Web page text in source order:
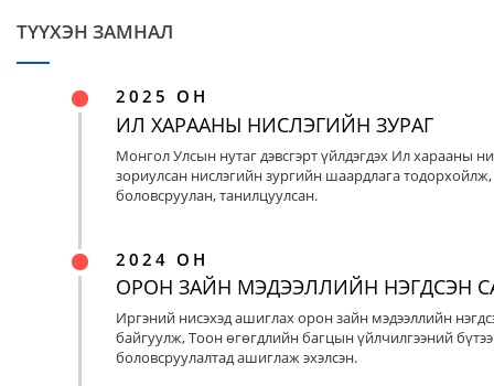
ТҮҮХЭН ЗАМНАЛ
2025 ОН
ИЛ ХАРААНЫ НИСЛЭГИЙН ЗУРАГ
Монгол Улсын нутаг дэвсгэрт үйлдэгдэх Ил харааны
зориулсан нислэгийн зургийн шаардлага тодорхойлж,
боловсруулан, танилцуулсан.
2024 ОН
ОРОН ЗАЙН МЭДЭЭЛЛИЙН НЭГДСЭН
Иргэний нисэхэд ашиглах орон зайн мэдээллийн
байгуулж, Тоон өгөгдлийн багцын үйлчилгээний
боловсруулалтад ашиглаж эхэлсэн.